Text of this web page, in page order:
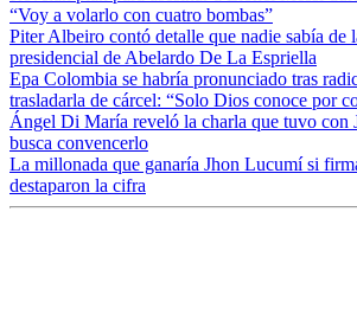
“Voy a volarlo con cuatro bombas”
Piter Albeiro contó detalle que nadie sabía de
presidencial de Abelardo De La Espriella
Epa Colombia se habría pronunciado tras
trasladarla de cárcel: “Solo Dios conoce por
Ángel Di María reveló la charla que tuvo con
busca convencerlo
La millonada que ganaría Jhon Lucumí si
destaparon la cifra